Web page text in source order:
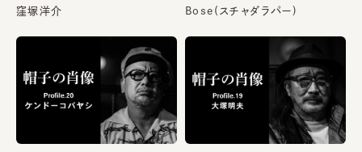
窪塚洋介
Bose(スチャダラパー)